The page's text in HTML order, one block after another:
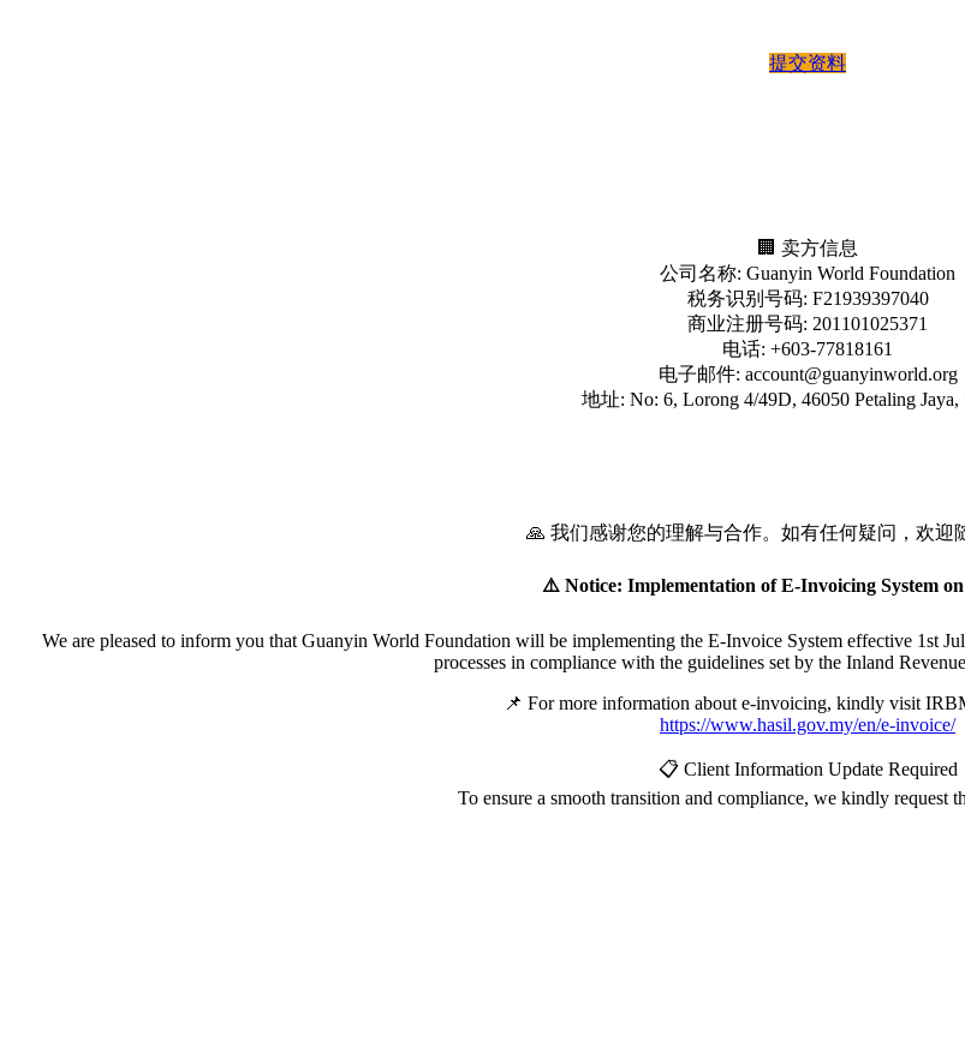
提交资料
🏢 卖方信息
公司名称: Guanyin World Foundation
税务识别号码: F21939397040
商业注册号码: 201101025371
电话: +603-77818161
电子邮件: account@guanyinworld.org
地址: No: 6, Lorong 4/49D, 46050 Petaling Jaya,
🙏 我们感谢您的理解与合作。如有任何疑问，欢迎
⚠️ Notice: Implementation of E-Invoicing System on
We are pleased to inform you that Guanyin World Foundation will be implementing the E-Invoice System effective 1st
processes in compliance with the guidelines set by the Inland
📌 For more information about e-invoicing, kindly visit
https://www.hasil.gov.my/en/e-invoice/
📋 Client Information Update Required
To ensure a smooth transition and compliance, we kindly request